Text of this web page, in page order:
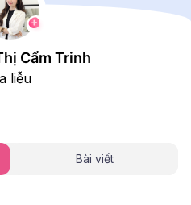
Cẩm Trinh
liễu
Bài viết